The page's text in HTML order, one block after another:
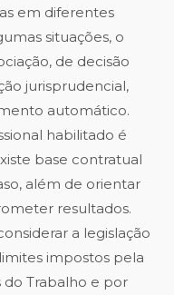
em diferentes
situações, o
de decisão
jurisprudencial,
automático.
habilitado é
base contratual
além de orientar
resultados.
a legislação
impostos pela
do Trabalho e por